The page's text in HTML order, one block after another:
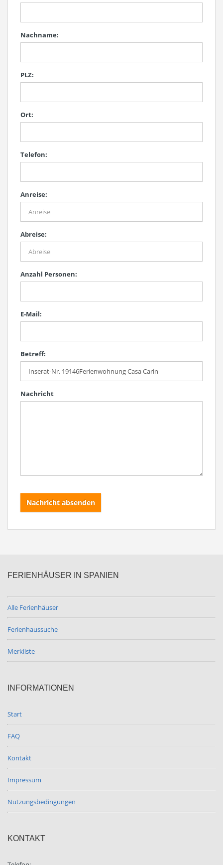
Nachname:
PLZ:
Ort:
Telefon:
Anreise:
Abreise:
Anzahl Personen:
E-Mail:
Betreff:
Nachricht
Nachricht absenden
FERIENHÄUSER IN SPANIEN
Alle Ferienhäuser
Ferienhaussuche
Merkliste
INFORMATIONEN
Start
FAQ
Kontakt
Impressum
Nutzungsbedingungen
KONTAKT